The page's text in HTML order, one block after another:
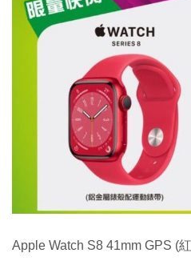
Apple Watch S8 41mm GPS (